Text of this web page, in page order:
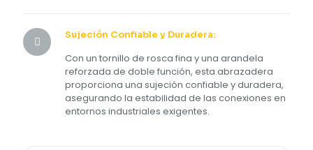
Sujeción Confiable y Duradera:
Con un tornillo de rosca fina y una arandela
reforzada de doble función, esta abrazadera
proporciona una sujeción confiable y duradera,
asegurando la estabilidad de las conexiones en
entornos industriales exigentes.